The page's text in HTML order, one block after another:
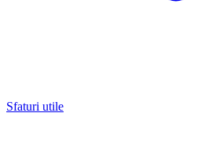
Sfaturi utile